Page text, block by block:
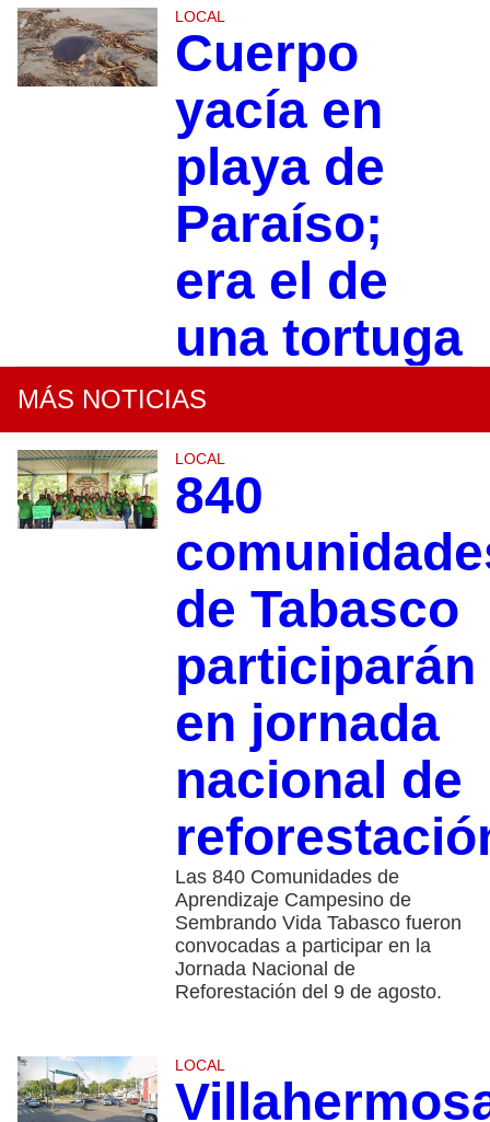
LOCAL
Cuerpo
yacía en
playa de
Paraíso;
era el de
una tortuga
MÁS NOTICIAS
LOCAL
840
de Tabasco
participarán
en jornada
nacional de
Las 840 Comunidades de
Aprendizaje Campesino de
Sembrando Vida Tabasco fueron
convocadas a participar en la
Jornada Nacional de
Reforestación del 9 de agosto.
LOCAL